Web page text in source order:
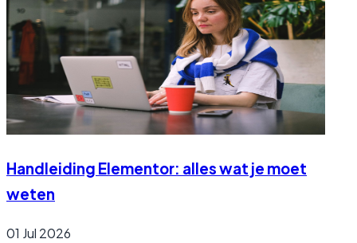
Handleiding Elementor: alles wat je moet
weten
01 Jul 2026